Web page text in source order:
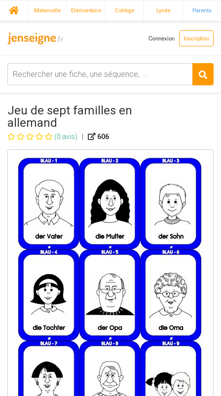
Maternelle Elémentaire Collège Lycée Parents
Connexion Inscription
Jeu de sept familles en
allemand
(0 avis) 606